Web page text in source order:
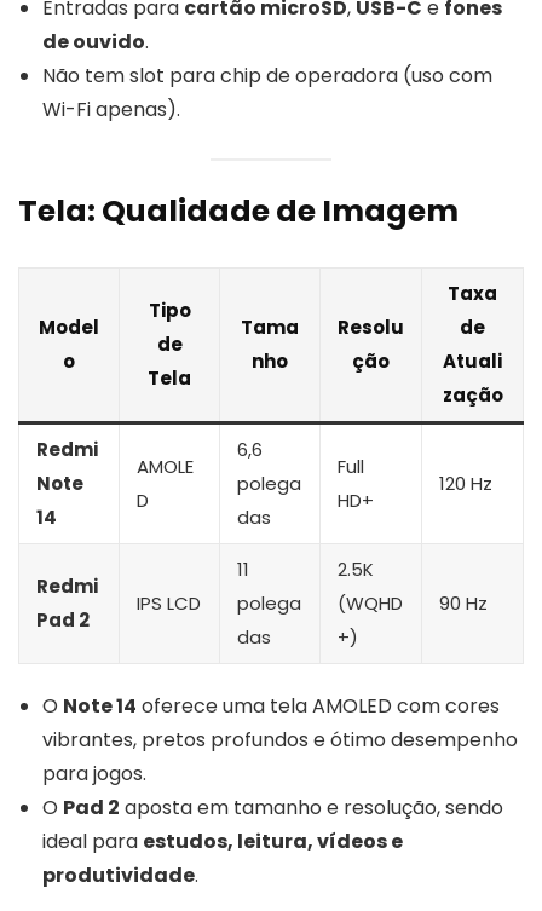
Entradas para cartão microSD, USB-C e fones
de ouvido.
Não tem slot para chip de operadora (uso com
Wi-Fi apenas).
Tela: Qualidade de Imagem
Model
o
Tipo
de
Tela
Tama
nho
Resolu
ção
Taxa
de
Atuali
zação
Redmi
Note
14
AMOLE
D
6,6
polega
das
Full
HD+
120 Hz
Redmi
Pad 2
IPS LCD
11
polega
das
2.5K
(WQHD
+)
90 Hz
O Note 14 oferece uma tela AMOLED com cores
vibrantes, pretos profundos e ótimo desempenho
para jogos.
O Pad 2 aposta em tamanho e resolução, sendo
ideal para estudos, leitura, vídeos e
produtividade.